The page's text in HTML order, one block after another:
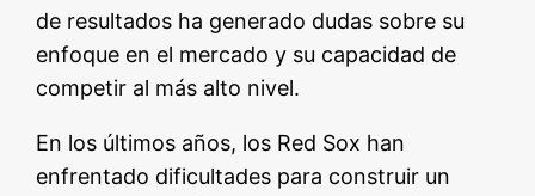
de resultados ha generado dudas sobre su
enfoque en el mercado y su capacidad de
competir al más alto nivel.
En los últimos años, los Red Sox han
enfrentado dificultades para construir un